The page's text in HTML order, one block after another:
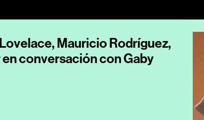
Mauricio Rodríguez,
conversación con Gaby